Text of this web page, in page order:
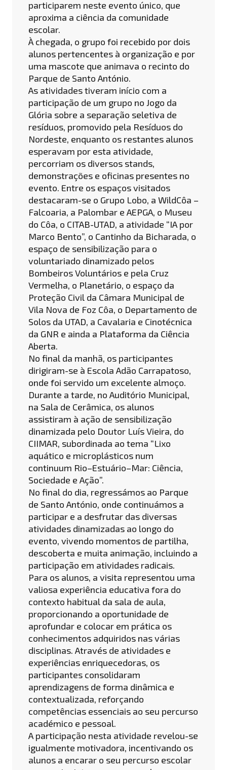
participarem neste evento único, que
aproxima a ciência da comunidade
escolar.
À chegada, o grupo foi recebido por dois
alunos pertencentes à organização e por
uma mascote que animava o recinto do
Parque de Santo António.
As atividades tiveram início com a
participação de um grupo no Jogo da
Glória sobre a separação seletiva de
resíduos, promovido pela Resíduos do
Nordeste, enquanto os restantes alunos
esperavam por esta atividade,
percorriam os diversos stands,
demonstrações e oficinas presentes no
evento. Entre os espaços visitados
destacaram-se o Grupo Lobo, a WildCôa –
Falcoaria, a Palombar e AEPGA, o Museu
do Côa, o CITAB-UTAD, a atividade “IA por
Marco Bento”, o Cantinho da Bicharada, o
espaço de sensibilização para o
voluntariado dinamizado pelos
Bombeiros Voluntários e pela Cruz
Vermelha, o Planetário, o espaço da
Proteção Civil da Câmara Municipal de
Vila Nova de Foz Côa, o Departamento de
Solos da UTAD, a Cavalaria e Cinotécnica
da GNR e ainda a Plataforma da Ciência
Aberta.
No final da manhã, os participantes
dirigiram-se à Escola Adão Carrapatoso,
onde foi servido um excelente almoço.
Durante a tarde, no Auditório Municipal,
na Sala de Cerâmica, os alunos
assistiram à ação de sensibilização
dinamizada pelo Doutor Luís Vieira, do
CIIMAR, subordinada ao tema “Lixo
aquático e microplásticos num
continuum Rio–Estuário–Mar: Ciência,
Sociedade e Ação”.
No final do dia, regressámos ao Parque
de Santo António, onde continuámos a
participar e a desfrutar das diversas
atividades dinamizadas ao longo do
evento, vivendo momentos de partilha,
descoberta e muita animação, incluindo a
participação em atividades radicais.
Para os alunos, a visita representou uma
valiosa experiência educativa fora do
contexto habitual da sala de aula,
proporcionando a oportunidade de
aprofundar e colocar em prática os
conhecimentos adquiridos nas várias
disciplinas. Através de atividades e
experiências enriquecedoras, os
participantes consolidaram
aprendizagens de forma dinâmica e
contextualizada, reforçando
competências essenciais ao seu percurso
académico e pessoal.
A participação nesta atividade revelou-se
igualmente motivadora, incentivando os
alunos a encarar o seu percurso escolar